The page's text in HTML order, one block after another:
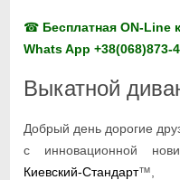
☎ Бесплатная ON-Line
Whats App +38(068)873-
Выкатной
Добрый день дорогие
с инновационной
Киевский-Стандарт™,